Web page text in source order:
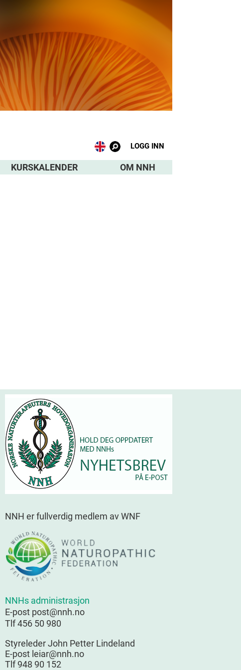
LOGG INN
KURSKALENDER OM NNH
NNH er fullverdig medlem av WNF
NNHs administrasjon
E-post post@nnh.no
Tlf 456 50 980
Styreleder John Petter Lindeland
E-post leiar@nnh.no
Tlf 948 90 152